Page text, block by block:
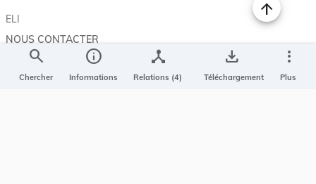
search
Chercher
info
Informations
device_hub
Relations (4)
save_alt
Téléchargement
more_vert
Plus
ELI
NOUS CONTACTER
Service central de législation
5, rue Plaetis